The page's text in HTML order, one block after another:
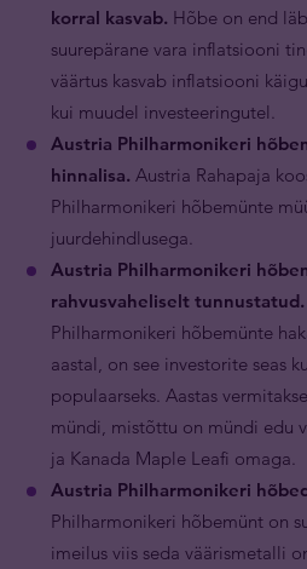
korral kasvab. Hõbe on end
suurepärane vara inflatsiooni
väärtus kasvab inflatsiooni
kui muudel investeeringutel.
Austria Philharmonikeri
hinnalisa. Austria Rahapaja
Philharmonikeri hõbemünte
juurdehindlusega.
Austria Philharmonikeri
rahvusvaheliselt tunnustatud.
Philharmonikeri hõbemünte
aastal, on see investorite seas
populaarseks. Aastas
mündi, mistõttu on mündi edu
ja Kanada Maple Leafi omaga.
Austria Philharmonikeri
Philharmonikeri hõbemünt on
imeilus viis seda väärismetalli